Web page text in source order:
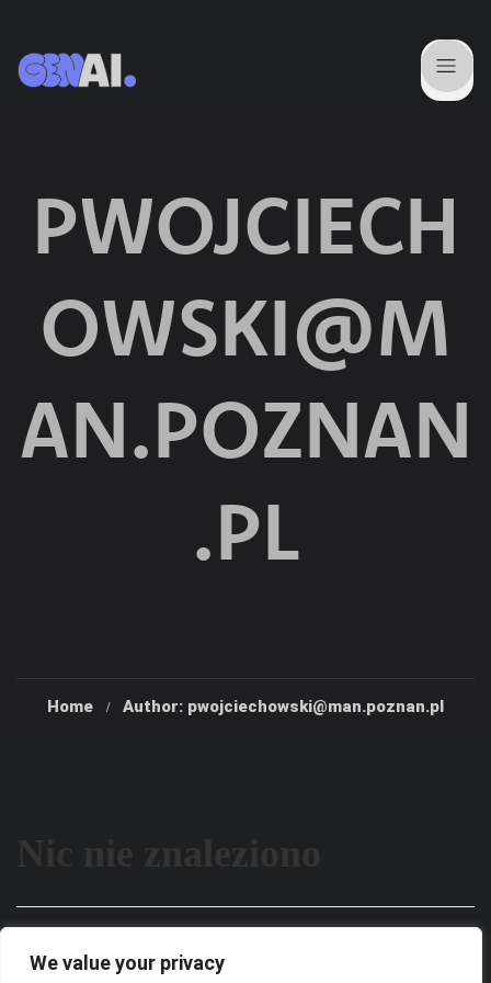
We value your privacy
PWOJCIECH
OWSKI@M
AN.POZNAN
.PL
Home Author: pwojciechowski@man.poznan.pl
szukasz. Być może wyszukiwanie może pomóc.